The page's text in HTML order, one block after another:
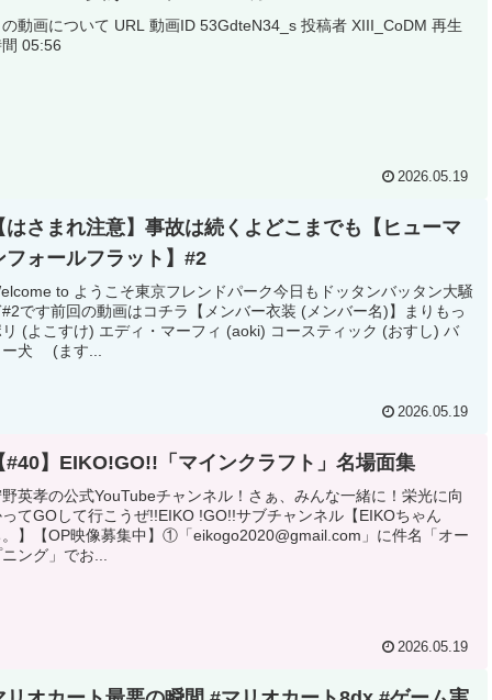
動画について URL 動画ID 53GdteN34_s 投稿者 XIII_CoDM 再生
05:56
2026.05.19
はさまれ注意】事故は続くよどこまでも【ヒューマ
フォールフラット】#2
to ようこそ東京フレンドパーク今日もドッタンバッタン大騒
です前回の動画はコチラ【メンバー衣装 (メンバー名)】まりもっ
(よこすけ) エディ・マーフィ (aoki) コースティック (おすし) バ
ー犬 (ます...
2026.05.19
#40】EIKO!GO!!「マインクラフト」名場面集
英孝の公式YouTubeチャンネル！さぁ、みんな一緒に！栄光に向
てGOして行こうぜ!!EIKO !GO!!サブチャンネル【EIKOちゃん
。】【OP映像募集中】①「eikogo2020@gmail.com」に件名「オー
ング」でお...
2026.05.19